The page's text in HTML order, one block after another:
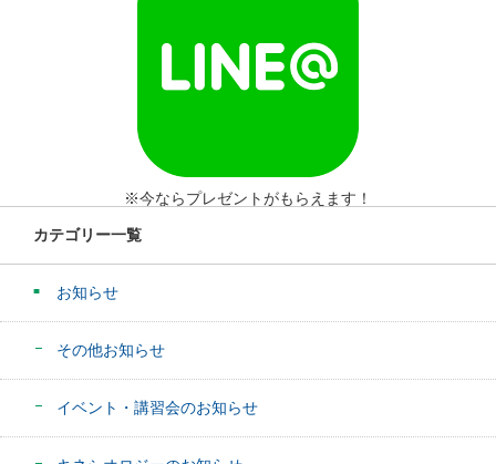
※今ならプレゼントがもらえます！
カテゴリー一覧
お知らせ
その他お知らせ
イベント・講習会のお知らせ